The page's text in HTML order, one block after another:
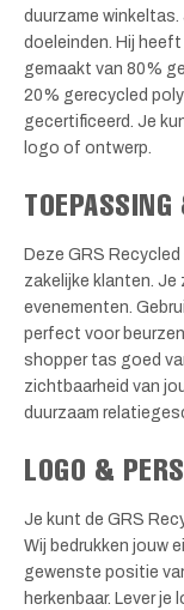
duurzame
doeleinden. Hij
gemaakt van 80%
20% gerecycled
gecertificeerd. Je
logo of ontwerp.
Deze GRS
zakelijke klanten.
evenementen.
perfect voor
shopper tas goed
zichtbaarheid van
duurzaam
LOGO &
Je kunt de GRS
Wij bedrukken jouw
gewenste positie
herkenbaar. Lever